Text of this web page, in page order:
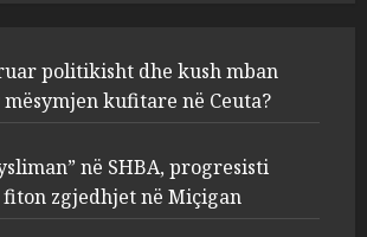
SHBA, progresisti Abdul El-
Sayed fiton zgjedhjet në
Miçigan
politikisht dhe kush mban
kufitare në Ceuta?
në SHBA, progresisti
fiton zgjedhjet në Miçigan